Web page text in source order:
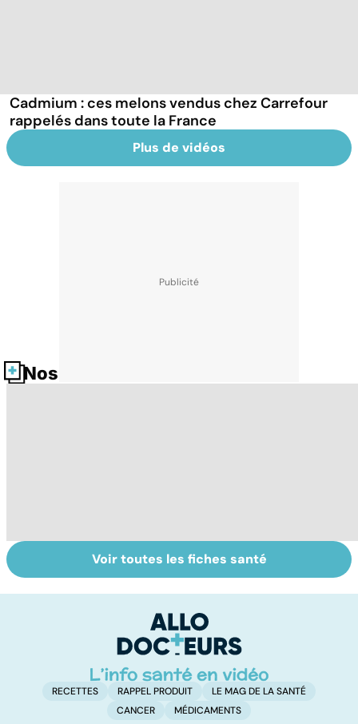
Cadmium : ces melons vendus chez Carrefour
rappelés dans toute la France
Plus de vidéos
Nos fiches santé
Les agrumes et
leurs bienfaits
Alimentation :
mangeons-nous
protéines ?
Voir toutes les fiches santé
RECETTES RAPPEL PRODUIT
LE MAG DE LA SANTÉ
CANCER
MÉDICAMENTS